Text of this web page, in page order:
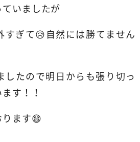
いましたが
すぎて😥自然には勝てません
したので明日からも張り切っ
す！！
ます😄